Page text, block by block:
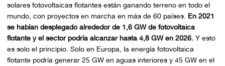
solares fotovoltaicas flotantes están ganando terreno en todo el
mundo, con proyectos en marcha en más de 60 países. En 2021
se habían desplegado alrededor de 1,6 GW de fotovoltaica
flotante y el sector podría alcanzar hasta 4,8 GW en 2026.Y esto
es solo el principio. Solo en Europa, la energía fotovoltaica
flotante podría generar 25 GW en aguas interiores y 45 GW en el